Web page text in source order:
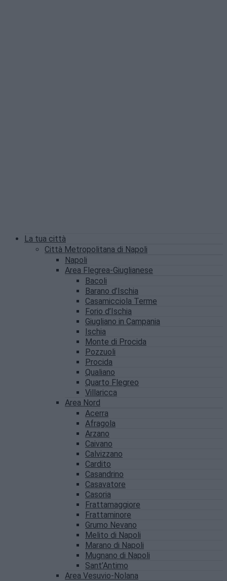
La tua città
Città Metropolitana di Napoli
Napoli
Area Flegrea-Giuglianese
Bacoli
Barano d’Ischia
Casamicciola Terme
Forio d’Ischia
Giugliano in Campania
Ischia
Monte di Procida
Pozzuoli
Procida
Qualiano
Quarto Flegreo
Villaricca
Area Nord
Acerra
Afragola
Arzano
Caivano
Calvizzano
Cardito
Casandrino
Casavatore
Casoria
Frattamaggiore
Frattaminore
Grumo Nevano
Melito di Napoli
Marano di Napoli
Mugnano di Napoli
Sant’Antimo
Area Vesuvio-Nolana